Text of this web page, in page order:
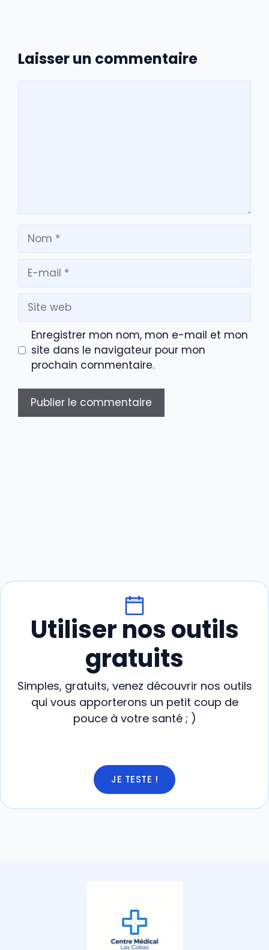
Laisser un commentaire
Nom
mail
Site
web
Enregistrer mon nom, mon e-mail et mon
site dans le navigateur pour mon
prochain commentaire.
Utiliser nos outils
gratuits
Simples, gratuits, venez découvrir nos outils
qui vous apporterons un petit coup de
pouce à votre santé ; )
JE TESTE !